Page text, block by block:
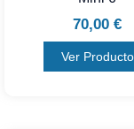
70,00 €
Ver Producto